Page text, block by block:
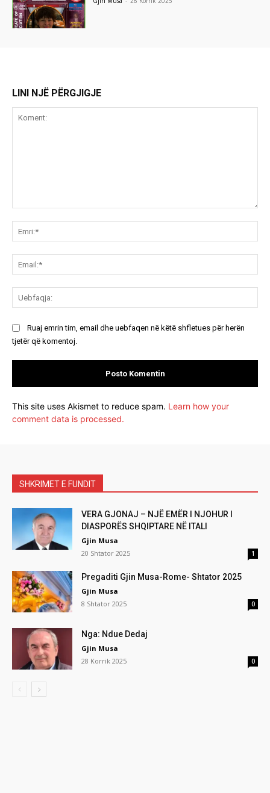
LINI NJË PËRGJIGJE
Ruaj emrin tim, email dhe uebfaqen në këtë shfletues për herën
tjetër që komentoj.
This site uses Akismet to reduce spam. Learn how your
comment data is processed.
SHKRIMET E FUNDIT
VERA GJONAJ – NJË EMËR I NJOHUR I
DIASPORËS SHQIPTARE NË ITALI
Gjin Musa
20 Shtator 2025
1
Pregaditi Gjin Musa-Rome- Shtator 2025
Gjin Musa
8 Shtator 2025
0
Nga: Ndue Dedaj
Gjin Musa
28 Korrik 2025
0